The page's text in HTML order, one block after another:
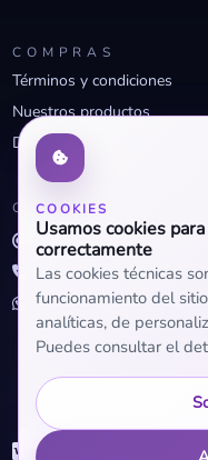
COOKIES
Usamos cookies
correctamente
Las cookies técnicas
funcionamiento del
analíticas, de
Puedes consultar el
COMPRAS
Términos y condiciones
Nuestros productos
Descuentos profesionales
CONTACTO
info@openclima.com
919 32 73 23
+34 623 56 04 93